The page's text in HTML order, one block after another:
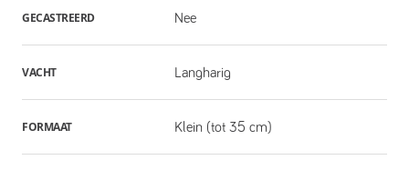
GECASTREERD Nee
VACHT Langharig
FORMAAT Klein (tot 35 cm)